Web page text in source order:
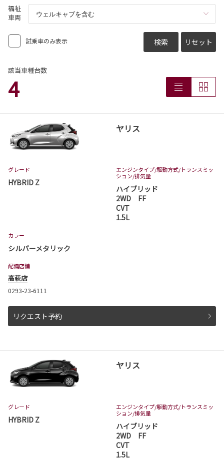
福祉
車両
試乗車のみ表示 検索 リセット
該当車種台数
4
ヤリス
グレード
HYBRID Z
エンジンタイプ/駆動方式/トランスミッ
ション/排気量
ハイブリッド
2WD FF
CVT
1.5L
カラー
シルバーメタリック
配備店舗
高萩店
0293-23-6111
リクエスト予約
ヤリス
グレード
HYBRID Z
エンジンタイプ/駆動方式/トランスミッ
ション/排気量
ハイブリッド
2WD FF
CVT
1.5L